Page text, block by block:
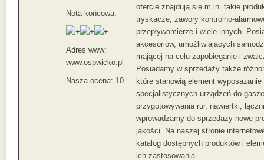
Nota końcowa:
Adres www:
www.ospwicko.pl
Nasza ocena: 10
ofercie znajdują się m.in. takie
tryskacze, zawory kontrolno-
przepływomierze i wiele innych.
akcesoriów, umożliwiających
mającej na celu zapobieganie i
Posiadamy w sprzedaży także
które stanowią element
specjalistycznych urządzeń do
przygotowywania rur, nawiertki,
wprowadzamy do sprzedaży nowe
jakości. Na naszej stronie
katalog dostępnych produktów i
ich zastosowania.